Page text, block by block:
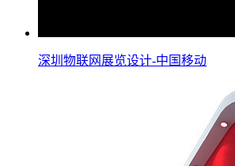
深圳物联网展览设计-中国移动